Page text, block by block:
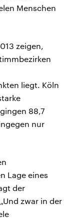
Menschen
zeigen,
liegt. Köln
88,7
nur
Lage eines
der
zwar in der